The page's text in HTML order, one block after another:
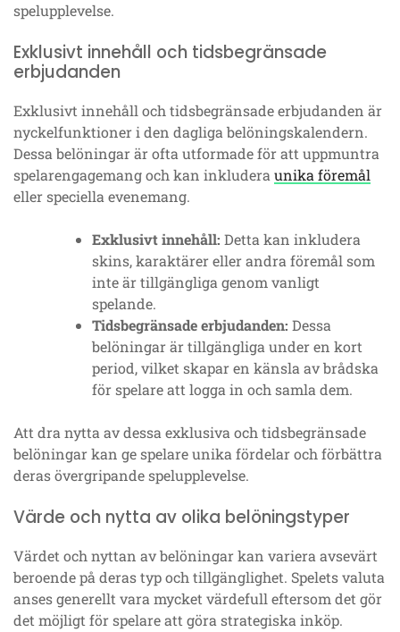
spelupplevelse.
Exklusivt innehåll och tidsbegränsade
erbjudanden
Exklusivt innehåll och tidsbegränsade erbjudanden är
nyckelfunktioner i den dagliga belöningskalendern.
Dessa belöningar är ofta utformade för att uppmuntra
spelarengagemang och kan inkluderaunika föremål
eller speciella evenemang.
Exklusivt innehåll: Detta kan inkludera
skins, karaktärer eller andra föremål som
inte är tillgängliga genom vanligt
spelande.
Tidsbegränsade erbjudanden: Dessa
belöningar är tillgängliga under en kort
period, vilket skapar en känsla av brådska
för spelare att logga in och samla dem.
Att dra nytta av dessa exklusiva och tidsbegränsade
belöningar kan ge spelare unika fördelar och förbättra
deras övergripande spelupplevelse.
Värde och nytta av olika belöningstyper
Värdet och nyttan av belöningar kan variera avsevärt
beroende på deras typ och tillgänglighet. Spelets valuta
anses generellt vara mycket värdefull eftersom det gör
det möjligt för spelare att göra strategiska inköp.